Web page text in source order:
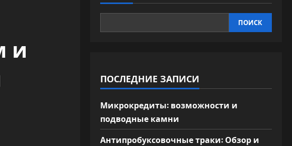
и
ПОИСК
ПОСЛЕДНИЕ ЗАПИСИ
Микрокредиты: возможности и
подводные камни
Антипробуксовочные траки: Обзор и